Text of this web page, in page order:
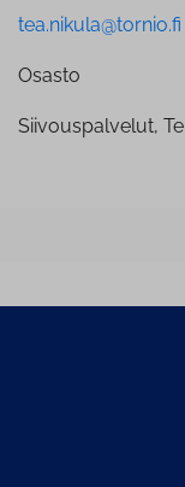
tea.nikula@tornio.fi
Osasto
Siivouspalvelut,